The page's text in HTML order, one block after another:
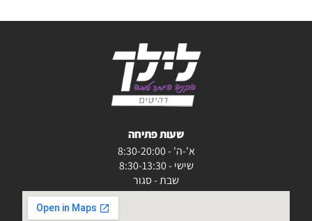
שעות פתיחה
א'-ה' - 8:30-20:00
שישי - 8:30-13:30
שבת - סגור